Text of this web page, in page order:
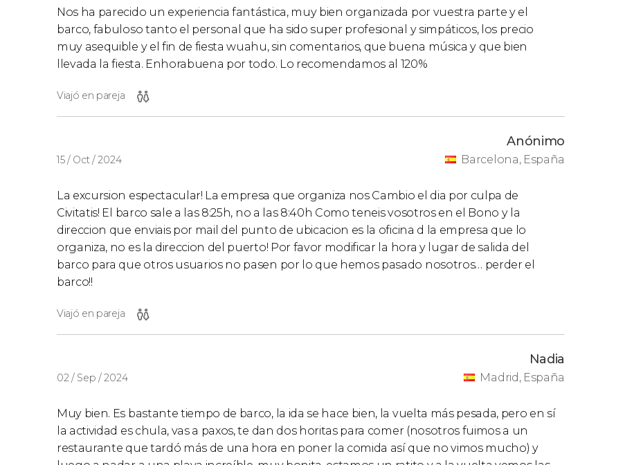
Nos ha parecido un experiencia fantástica, muy bien organizada por vuestra parte y el
barco, fabuloso tanto el personal que ha sido super profesional y simpáticos, los precio
muy asequible y el fin de fiesta wuahu, sin comentarios, que buena música y que bien
llevada la fiesta. Enhorabuena por todo. Lo recomendamos al 120%
Viajó en pareja
15 / Oct / 2024
Anónimo
Barcelona, España
La excursion espectacular! La empresa que organiza nos Cambio el dia por culpa de
Civitatis! El barco sale a las 8:25h, no a las 8:40h Como teneis vosotros en el Bono y la
direccion que enviais por mail del punto de ubicacion es la oficina d la empresa que lo
organiza, no es la direccion del puerto! Por favor modificar la hora y lugar de salida del
barco para que otros usuarios no pasen por lo que hemos pasado nosotros… perder el
barco!!
Viajó en pareja
02 / Sep / 2024
Nadia
Madrid, España
Muy bien. Es bastante tiempo de barco, la ida se hace bien, la vuelta más pesada, pero en sí
la actividad es chula, vas a paxos, te dan dos horitas para comer (nosotros fuimos a un
restaurante que tardó más de una hora en poner la comida así que no vimos mucho) y